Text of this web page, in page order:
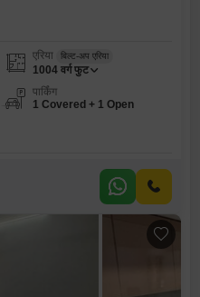
एरिया बिल्ट-अप एरिया
1004 वर्ग फुट
पार्किंग
1 Covered + 1 Open